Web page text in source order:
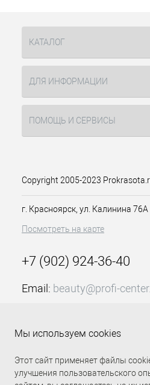
КАТАЛОГ
ДЛЯ ИНФОРМАЦИИ
ПОМОЩЬ И СЕРВИСЫ
Copyright 2005-2023
г. Красноярск, ул. Калинина 76А
Посмотреть на карте
+7 (902) 924-36-40
Email: beauty@profi-
Прямая связь Profi Center
Мы используем cookies
Этот сайт применяет файлы
улучшения пользовательского